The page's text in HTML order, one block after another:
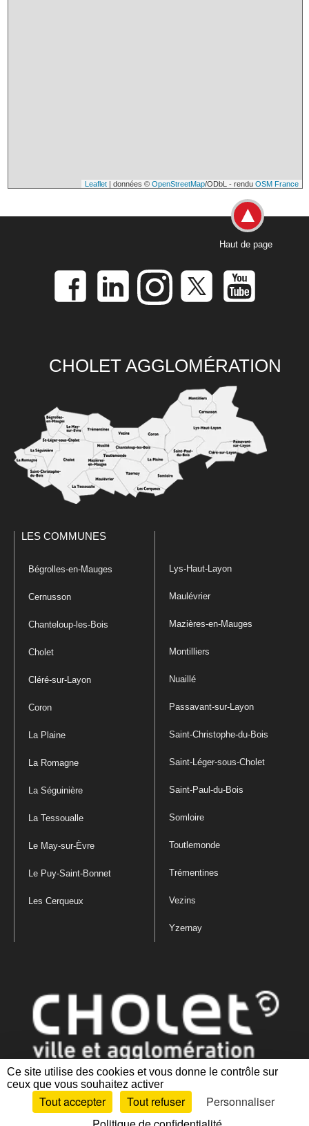
Ce site utilise des cookies et vous donne le contrôle sur
ceux que vous souhaitez activer
Tout accepter Tout refuser
Personnaliser
Leaflet| données © OpenStreetMap/ODbL - rendu OSM France
Haut de page
CHOLET AGGLOMÉRATION
LES COMMUNES
Bégrolles-en-Mauges
Cernusson
Chanteloup-les-Bois
Cholet
Cléré-sur-Layon
Coron
La Plaine
La Romagne
La Séguinière
La Tessoualle
Le May-sur-Èvre
Le Puy-Saint-Bonnet
Les Cerqueux
Lys-Haut-Layon
Maulévrier
Mazières-en-Mauges
Montilliers
Nuaillé
Passavant-sur-Layon
Saint-Christophe-du-Bois
Saint-Léger-sous-Cholet
Saint-Paul-du-Bois
Somloire
Toutlemonde
Trémentines
Vezins
Yzernay
Mentions légales|Politique de confidentialité
des cookies |Plan du site Accessibilité : partiellement conforme